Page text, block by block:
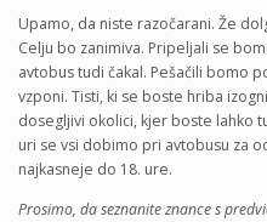
Upamo, da niste razočarani. Že
Celju bo zanimiva. Pripeljali se
avtobus tudi čakal. Pešačili bomo
vzponi. Tisti, ki se boste hriba
dosegljivi okolici, kjer boste lahko
uri se vsi dobimo pri avtobusu za
najkasneje do 18. ure.
Prosimo, da seznanite znance s